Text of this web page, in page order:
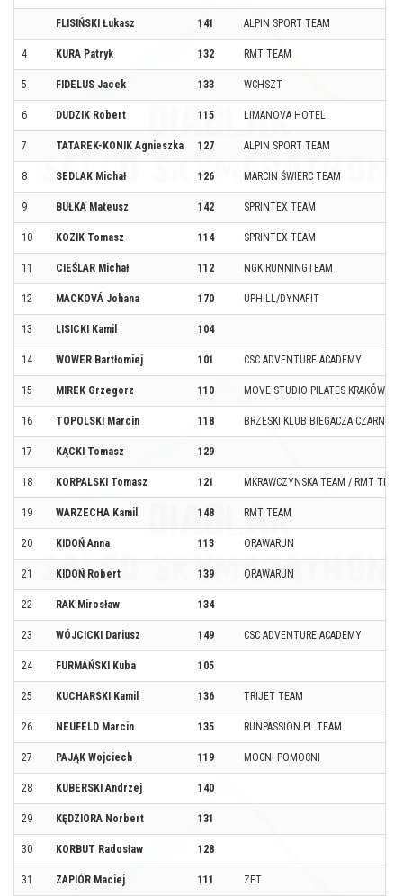
FLISIŃSKI Łukasz 141 ALPIN SPORT TEAM
4 KURA Patryk 132 RMT TEAM
5 FIDELUS Jacek 133 WCHSZT
6 DUDZIK Robert 115 LIMANOVA HOTEL
7 TATAREK-KONIK Agnieszka 127 ALPIN SPORT TEAM
8 SEDLAK Michał 126 MARCIN ŚWIERC TEAM
9 BUŁKA Mateusz 142 SPRINTEX TEAM
10 KOZIK Tomasz 114 SPRINTEX TEAM
11 CIEŚLAR Michał 112 NGK RUNNINGTEAM
12 MACKOVÁ Johana 170 UPHILL/DYNAFIT
13 LISICKI Kamil 104
14 WOWER Bartłomiej 101 CSC ADVENTURE ACADEMY
15 MIREK Grzegorz 110 MOVE STUDIO PILATES KRAKÓW
16 TOPOLSKI Marcin 118 BRZESKI KLUB BIEGACZA CZARNA
17 KĄCKI Tomasz 129
18 KORPALSKI Tomasz 121 MKRAWCZYNSKA TEAM / RMT TEAM
19 WARZECHA Kamil 148 RMT TEAM
20 KIDOŃ Anna 113 ORAWARUN
21 KIDOŃ Robert 139 ORAWARUN
22 RAK Mirosław 134
23 WÓJCICKI Dariusz 149 CSC ADVENTURE ACADEMY
24 FURMAŃSKI Kuba 105
25 KUCHARSKI Kamil 136 TRIJET TEAM
26 NEUFELD Marcin 135 RUNPASSION.PL TEAM
27 PAJĄK Wojciech 119 MOCNI POMOCNI
28 KUBERSKI Andrzej 140
29 KĘDZIORA Norbert 131
30 KORBUT Radosław 128
31 ZAPIÓR Maciej 111 ZET